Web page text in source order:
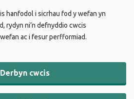
hanfodol i sicrhau fod y wefan yn
rydyn ni’n defnyddio cwcis
ac i fesur perfformiad.
Derbyn cwcis